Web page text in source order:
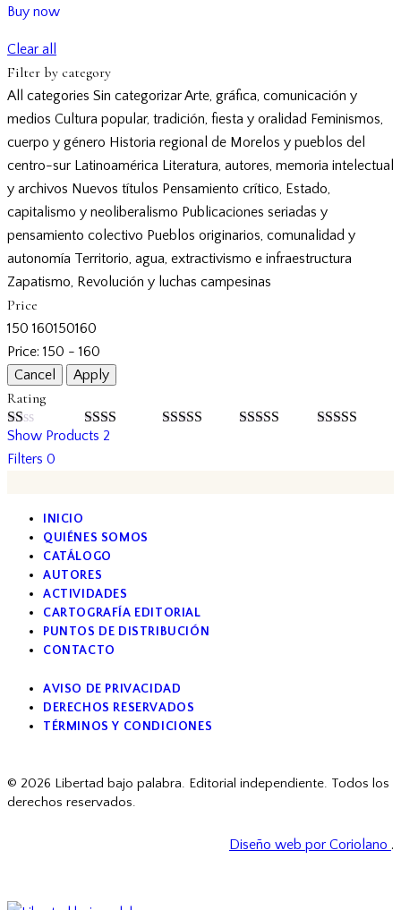
Buy now
Clear all
Filter by category
All categories Sin categorizarArte, gráfica, comunicación y
medios Cultura popular, tradición, fiesta y oralidad Feminismos,
cuerpo y género Historia regional de Morelos y pueblos del
centro-sur Latinoamérica Literatura, autores, memoria intelectual
y archivos Nuevos títulos Pensamiento crítico, Estado,
capitalismo y neoliberalismo Publicaciones seriadas y
pensamiento colectivo Pueblos originarios, comunalidad y
autonomía Territorio, agua, extractivismo e infraestructura
Zapatismo, Revolución y luchas campesinas
Price
150 160150160
Price: 150 - 160
Rating
Valorado
Valorado
con
1
Show Products 2
Filters 0
INICIO
QUIÉNES SOMOS
CATÁLOGO
AUTORES
ACTIVIDADES
CARTOGRAFÍA EDITORIAL
PUNTOS DE DISTRIBUCIÓN
CONTACTO
AVISO DE PRIVACIDAD
DERECHOS RESERVADOS
TÉRMINOS Y CONDICIONES
© 2026 Libertad bajo palabra. Editorial independiente. Todos los
derechos reservados.
Diseño web por Coriolano .